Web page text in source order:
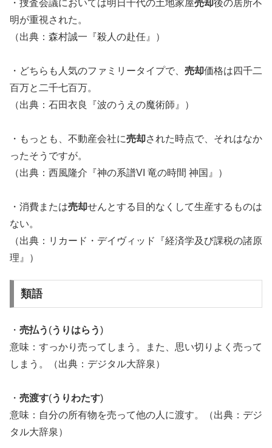
・捜査会議においては明日千代の土地家屋売却後の居所不
明が重視された。
（出典：森村誠一『殺人の赴任』）
・どちらも人気のファミリータイプで、 売却価格は四千二
百万と二千七百万。
（出典：石田衣良『波のうえの魔術師』）
・もっとも、不動産会社に売却された時点で、それはなか
ったそうですが。
（出典：西風隆介『神の系譜VI 竜の時間 神国』）
・消費または売却せんとする目的なくして生産するものは
ない。
（出典：リカード・デイヴィッド『経済学及び課税の諸原
理』）
類語
・ 売払う (うりはらう)
意味：すっかり売ってしまう。また、思い切りよく売って
しまう。（出典：デジタル大辞泉）
・ 売渡す(うりわたす)
意味：自分の所有物を売って他の人に渡す。（出典：デジ
タル大辞泉）